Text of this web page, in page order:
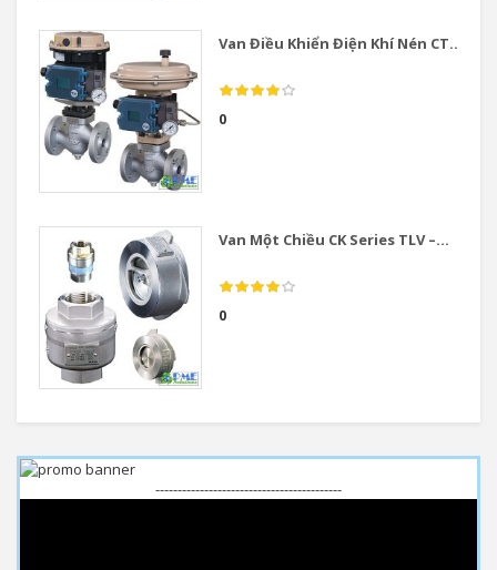
Van Điều Khiển Điện Khí Nén CT...
0
Van Một Chiều CK Series TLV –...
0
------------------------------------------